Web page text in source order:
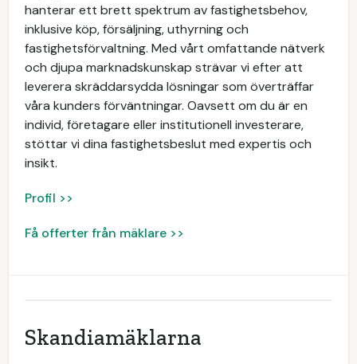
hanterar ett brett spektrum av fastighetsbehov,
inklusive köp, försäljning, uthyrning och
fastighetsförvaltning. Med vårt omfattande nätverk
och djupa marknadskunskap strävar vi efter att
leverera skräddarsydda lösningar som överträffar
våra kunders förväntningar. Oavsett om du är en
individ, företagare eller institutionell investerare,
stöttar vi dina fastighetsbeslut med expertis och
insikt.
Profil >>
Få offerter från mäklare >>
Skandiamäklarna